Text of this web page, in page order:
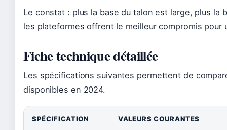
Le constat : plus la base du talon est large, plus
les plateformes offrent le meilleur compromis pour
Fiche technique détaillée
Les spécifications suivantes permettent de
disponibles en 2024.
SPÉCIFICATION VALEURS COURANTES